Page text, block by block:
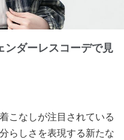
ンダーレスコーデで見
こなしが注目されている
らしさを表現する新たな